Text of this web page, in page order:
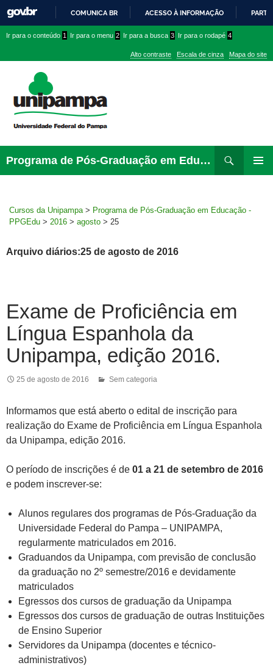
PARA
CONTEÚDO
COMUNICA BR ACESSO À INFORMAÇÃO
conteúdo
menu
superior
menu
Ir para o conteúdo 1 Ir para o menu 2 Ir para a busca 3 Ir para o rodapé 4
Alto contraste Escala de cinza Mapa do site
Programa de Pós-Graduação em Educação – PPGEdu
para
Cursos da Unipampa > Programa de Pós-Graduação em Educação -
PPGEdu > 2016 > agosto > 25
Arquivo diários:25 de agosto de 2016
Exame de Proficiência em
Língua Espanhola da
Unipampa, edição 2016.
25 de agosto de 2016 Sem categoria
Informamos que está aberto o edital de inscrição para
realização do Exame de Proficiência em Língua Espanhola
da Unipampa, edição 2016.
O período de inscrições é de 01 a 21 de setembro de 2016
e podem inscrever-se:
Alunos regulares dos programas de Pós-Graduação da
Universidade Federal do Pampa – UNIPAMPA,
regularmente matriculados em 2016.
Graduandos da Unipampa, com previsão de conclusão
da graduação no 2º semestre/2016 e devidamente
matriculados
Egressos dos cursos de graduação da Unipampa
Egressos dos cursos de graduação de outras Instituições
de Ensino Superior
Servidores da Unipampa (docentes e técnico-
administrativos)